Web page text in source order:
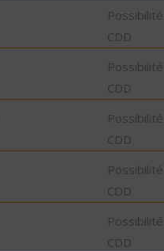
CDD
CDD
CDD
CDD
CDD